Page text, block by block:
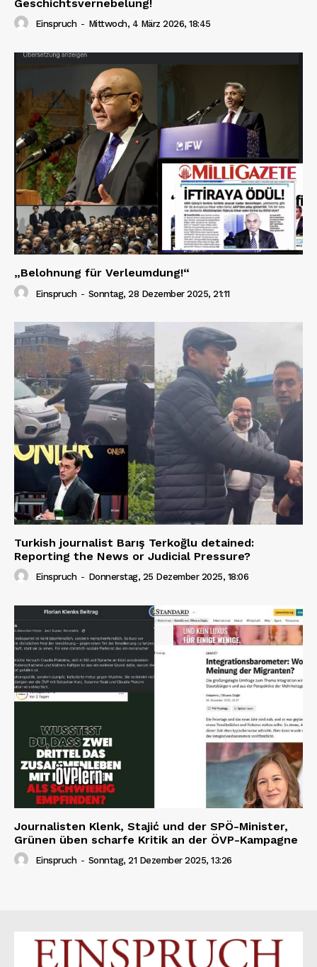
Geschichtsvernebelung!
Einspruch - Mittwoch, 4 März 2026, 18:45
„Belohnung für Verleumdung!“
Einspruch - Sonntag, 28 Dezember 2025, 21:11
Turkish journalist Barış Terkoğlu detained:
Reporting the News or Judicial Pressure?
Einspruch - Donnerstag, 25 Dezember 2025, 18:06
Journalisten Klenk, Stajić und der SPÖ-Minister,
Grünen üben scharfe Kritik an der ÖVP-Kampagne
Einspruch - Sonntag, 21 Dezember 2025, 13:26